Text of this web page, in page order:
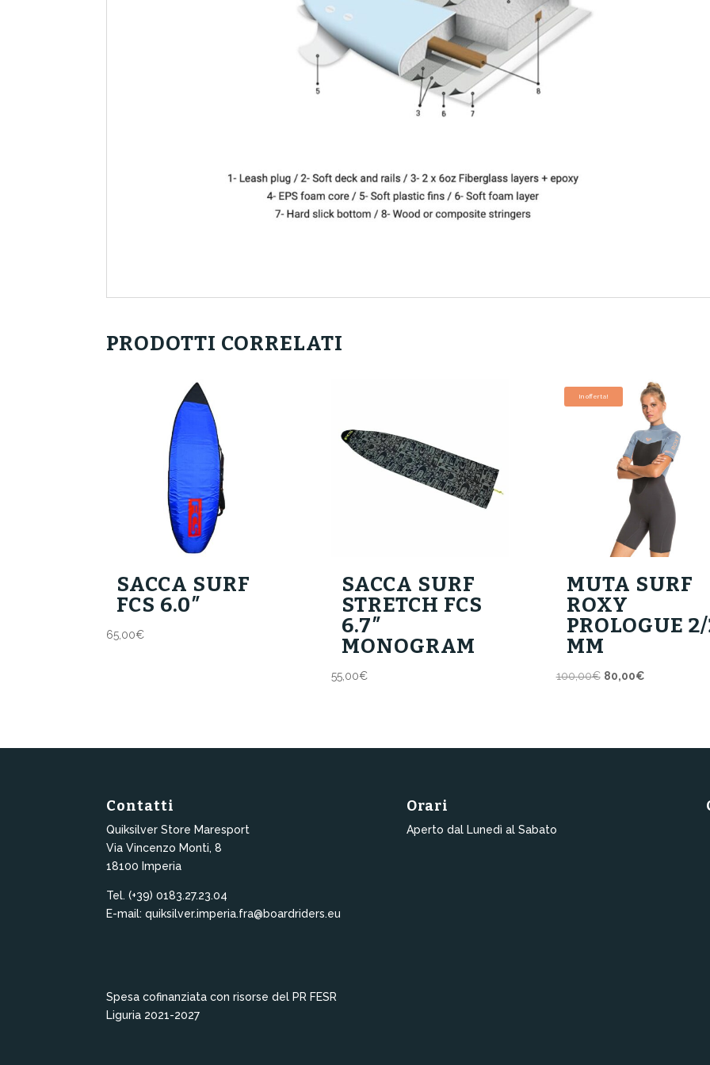
PRODOTTI CORRELATI
SACCA SURF
FCS 6.0″
65,00€
SACCA SURF
STRETCH FCS
6.7″
MONOGRAM
55,00€
In offerta!
MUTA SURF
ROXY
PROLOGUE
MM
100,00€ Il
100,00€.
80,00€Il
80,00€.
Contatti
Quiksilver Store Maresport
Via Vincenzo Monti, 8
18100 Imperia
Tel. (+39) 0183.27.23.04
E-mail: quiksilver.imperia.fra@boardriders.eu
Spesa cofinanziata con risorse del PR FESR
Liguria 2021-2027
Orari
Aperto dal Lunedì al Sabato